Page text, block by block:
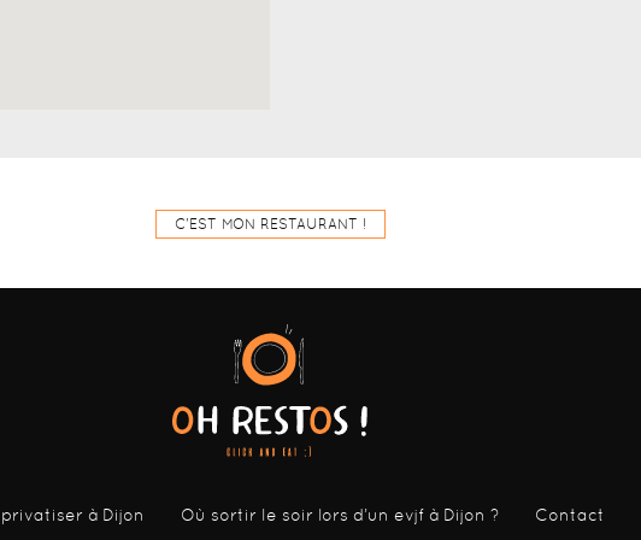
C'EST MON RESTAURANT !
à Dijon Où sortir le soir lors d’un evjf à Dijon ? Contact